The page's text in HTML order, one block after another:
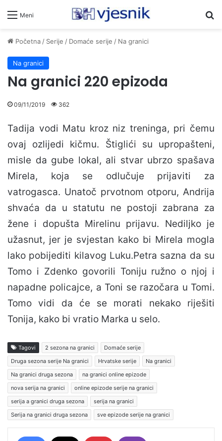
Meni
Početna/ Serije / Domaće serije / Na granici
Na granici
Na granici 220 epizoda
09/11/2019 362
Tadija vodi Matu kroz niz treninga, pri čemu
ovaj ozlijedi kičmu. Štiglići su upropašteni,
misle da gube lokal, ali stvar ubrzo spašava
Mirela, koja se odlučuje prijaviti za
vatrogasca. Unatoč prvotnom otporu, Andrija
shvaća da u statutu ne postoji zabrana za
žene i dopušta Mirelinu prijavu. Nediljko je
užasnut, jer je svjestan kako bi Mirela mogla
lako pobijediti kilavog Luku.Petra sazna da su
Tomo i Zdenko govorili Toniju ružno o njoj i
napadne policajce, a Toni se razočara u Tomi.
Tomo vidi da će se morati nekako riješiti
Tonija, kako bi vratio Marka u selo.
Tagovi 2 sezona na granici
Domaće serije
Druga sezona serije Na granici
Hrvatske serije
Na granici
Na granici druga sezona
na granici online epizode
nova serija na granici
online epizode serije na granici
serija a granici druga sezona
serija na granici
Serija na granici druga sezona
sve epizode serije na granici